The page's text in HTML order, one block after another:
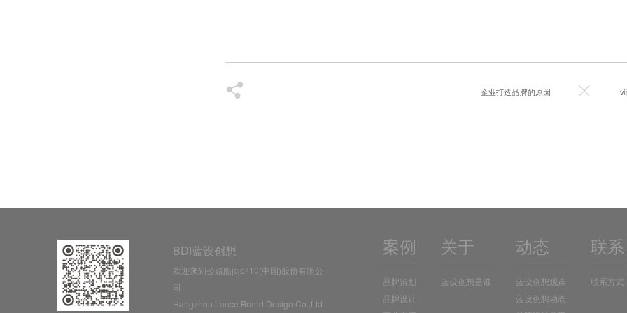
企业打造品牌的原因
BDI蓝设创想
欢迎来到公赌船jcjc710(中国)股份有限公
司
Hangzhou Lance Brand Design Co.,Ltd.
案例
品牌策划
品牌设计
关于
蓝设创想是谁
动态
蓝设创想观点
蓝设创想动态
联系
联系方式